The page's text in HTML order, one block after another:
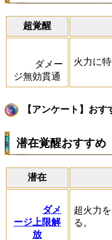
超覚醒
ダメー
ジ無効貫通
火力に
【アンケート】おす
潜在覚醒おすすめ
潜在
ダメ
ージ上限解
放
超火力
る。